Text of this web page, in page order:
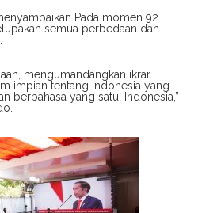
Pada momen 92
semua perbedaan dan
mengumandangkan ikrar
impian tentang Indonesia yang
berbahasa yang satu: Indonesia,”